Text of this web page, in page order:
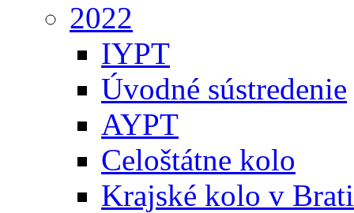
2022
IYPT
Úvodné sústredenie
AYPT
Celoštátne kolo
Krajské kolo v